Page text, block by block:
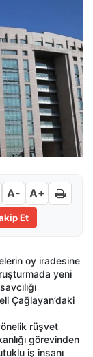
A- A+
Et
oy iradesine
yeni
Çağlayan’daki
rüşvet
görevinden
iş insanı